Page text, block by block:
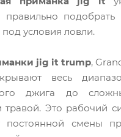
правильно подобрать
под условия ловли.
jig it trump,
весь
джига до
травой. Это рабочий
постоянной смены